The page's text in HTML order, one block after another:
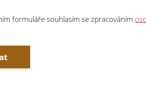
formuláře souhlasím se zpracováním